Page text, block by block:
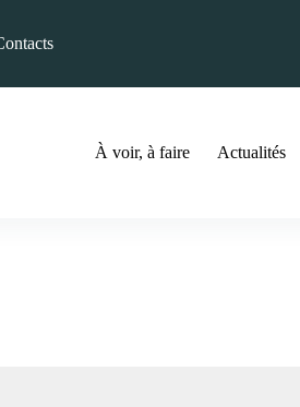
À voir, à faire Actualités